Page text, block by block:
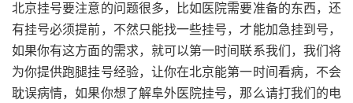
北京挂号要注意的问题很多，比如医院需要准备的东西，还
有挂号必须提前，不然只能找一些挂号，才能加急挂到号，
如果你有这方面的需求，就可以第一时间联系我们，我们将
为你提供跑腿挂号经验，让你在北京能第一时间看病，不会
耽误病情，如果你想了解阜外医院挂号，那么请打我们的电